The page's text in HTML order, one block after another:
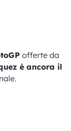
offerte da
è ancora il